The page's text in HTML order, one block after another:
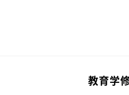
教育学